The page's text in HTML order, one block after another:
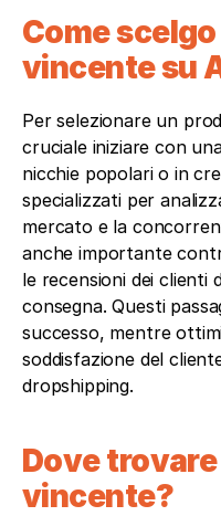
Come
vincente su
Per selezionare un
cruciale iniziare con
nicchie popolari o in
specializzati per
mercato e la
anche importante
le recensioni dei clienti
consegna. Questi
successo, mentre
soddisfazione del
dropshipping.
Dove
vincente?